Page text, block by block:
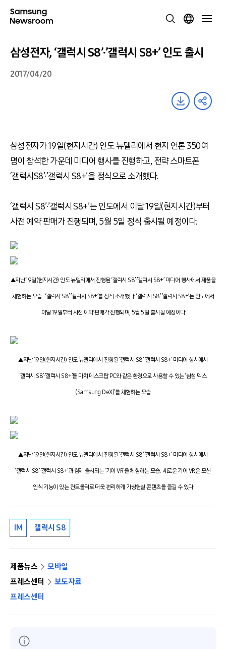
삼성전자, ‘갤럭시 S8’·’갤럭시 S8+’ 인도 출시
2017/04/20
삼성전자가 19일(현지시간) 인도 뉴델리에서 현지 언론 350여
명이 참석한 가운데 미디어 행사를 진행하고, 전략 스마트폰
‘갤럭시S8’·’갤럭시 S8+’을 정식으로 소개했다.
‘갤럭시 S8’·’갤럭시 S8+’는 인도에서 이달 19일(현지시간)부터
사전 예약 판매가 진행되며, 5월 5일 정식 출시될 예정이다.
▲지난 19일(현지시간) 인도 뉴델리에서 진행된 ‘갤럭시 S8’·’갤럭시 S8+’ 미디어 행사에서 제품을
체험하는 모습. ‘갤럭시 S8’·’갤럭시 S8+’를 정식 소개했다. ‘갤럭시 S8’·’갤럭시 S8+’는 인도에서
이달 19일부터 사전 예약 판매가 진행되며, 5월 5일 출시될 예정이다
▲지난 19일(현지시간) 인도 뉴델리에서 진행된 ‘갤럭시 S8’·’갤럭시 S8+’ 미디어 행사에서
‘갤럭시 S8’·’갤럭시 S8+’를 마치 데스크탑 PC와 같은 환경으로 사용할 수 있는 ‘삼성 덱스
(Samsung DeX)’를 체험하는 모습
▲지난 19일(현지시간) 인도 뉴델리에서 진행된 ‘갤럭시 S8’·’갤럭시 S8+’ 미디어 행사에서
‘갤럭시 S8’·’갤럭시 S8+’과 함께 출시되는 ‘기어 VR’을 체험하는 모습. 새로운 기어 VR은 모션
인식 기능이 있는 컨트롤러로 더욱 편리하게 가상현실 콘텐츠를 즐길 수 있다
IM 갤럭시 S8
제품뉴스
모바일
프레스센터
보도자료
프레스센터